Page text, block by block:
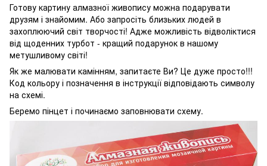
Готову картину алмазної живопису можна подарувати
друзям і знайомим. Або запросіть близьких людей в
захоплюючий світ творчості! Адже можливість відволіктися
від щоденних турбот - кращий подарунок в нашому
метушливому світі!
Як же малювати камінням, запитаєте Ви? Це дуже просто!!!
Код кольору і позначення в інструкції відповідають символу
на схемі.
Беремо пінцет і починаємо заповнювати схему.